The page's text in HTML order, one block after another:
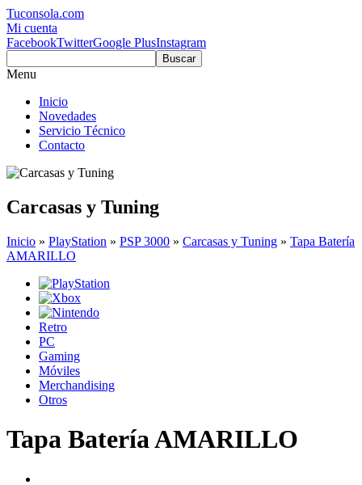
Tuconsola.com
Mi cuenta
FacebookTwitterGoogle PlusInstagram
Buscar
Menu
Inicio
Novedades
Servicio Técnico
Contacto
Carcasas y Tuning
Inicio » PlayStation » PSP 3000 » Carcasas y Tuning » Tapa Batería
AMARILLO
Retro
PC
Gaming
Móviles
Merchandising
Otros
Tapa Batería AMARILLO